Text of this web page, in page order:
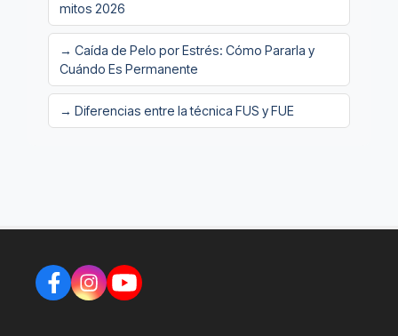
mitos 2026
→ Caída de Pelo por Estrés: Cómo Pararla y
Cuándo Es Permanente
→ Diferencias entre la técnica FUS y FUE